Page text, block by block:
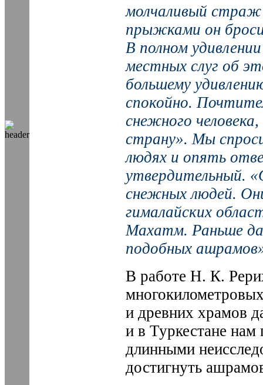
молчаливый
прыжками он
В полном
местных слуг об
большему
спокойно.
снежного
страну». Мы
людях и опять
утвердительный.
снежных людей.
гималайских
Махатм. Раньше
подобных
В работе Н. К.
и древних храмов
и в Туркестане
длинными
достигнуть